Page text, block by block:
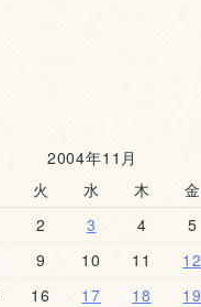
2004年11月
火 水 木 金
2 3 4 5
9 10 11 12
16 17 18 19